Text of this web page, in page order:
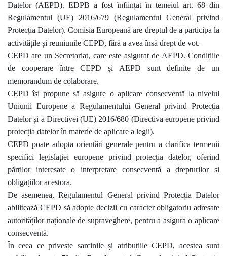
Datelor (AEPD). EDPB a fost înființat în temeiul art. 68 din
Regulamentul (UE) 2016/679 (Regulamentul General privind
Protecția Datelor). Comisia Europeană are dreptul de a participa la
activitățile și reuniunile CEPD, fără a avea însă drept de vot.
CEPD are un Secretariat, care este asigurat de AEPD. Condițiile
de cooperare între CEPD și AEPD sunt definite de un
memorandum de colaborare.
CEPD își propune să asigure o aplicare consecventă la nivelul
Uniunii Europene a Regulamentului General privind Protecția
Datelor și a Directivei (UE) 2016/680 (Directiva europene privind
protecția datelor în materie de aplicare a legii).
CEPD poate adopta orientări generale pentru a clarifica termenii
specifici legislației europene privind protecția datelor, oferind
părților interesate o interpretare consecventă a drepturilor și
obligațiilor acestora.
De asemenea, Regulamentul General privind Protecția Datelor
abilitează CEPD să adopte decizii cu caracter obligatoriu adresate
autorităților naționale de supraveghere, pentru a asigura o aplicare
consecventă.
În ceea ce privește sarcinile și atribuțiile CEPD, acestea sunt